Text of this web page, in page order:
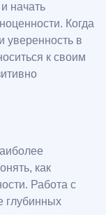
начать
Когда
уверенность в
к своим
как
Работа с
глубинных